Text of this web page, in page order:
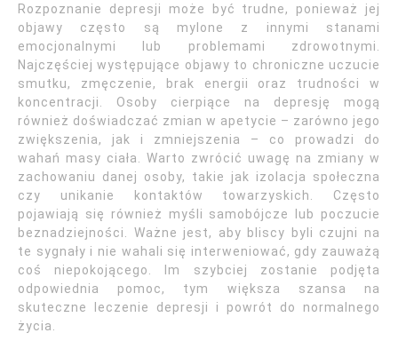
Rozpoznanie depresji może być trudne, ponieważ jej
objawy często są mylone z innymi stanami
emocjonalnymi lub problemami zdrowotnymi.
Najczęściej występujące objawy to chroniczne uczucie
smutku, zmęczenie, brak energii oraz trudności w
koncentracji. Osoby cierpiące na depresję mogą
również doświadczać zmian w apetycie – zarówno jego
zwiększenia, jak i zmniejszenia – co prowadzi do
wahań masy ciała. Warto zwrócić uwagę na zmiany w
zachowaniu danej osoby, takie jak izolacja społeczna
czy unikanie kontaktów towarzyskich. Często
pojawiają się również myśli samobójcze lub poczucie
beznadziejności. Ważne jest, aby bliscy byli czujni na
te sygnały i nie wahali się interweniować, gdy zauważą
coś niepokojącego. Im szybciej zostanie podjęta
odpowiednia pomoc, tym większa szansa na
skuteczne leczenie depresji i powrót do normalnego
życia.